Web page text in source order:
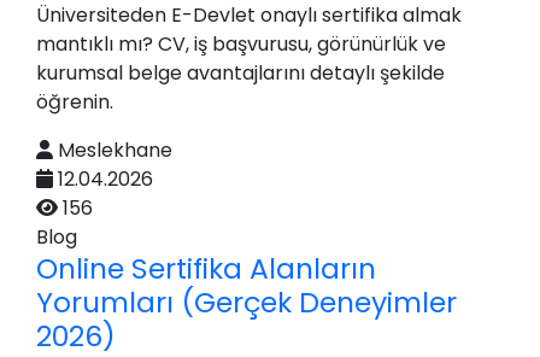
Üniversiteden E-Devlet onaylı sertifika almak
mantıklı mı? CV, iş başvurusu, görünürlük ve
kurumsal belge avantajlarını detaylı şekilde
öğrenin.
Meslekhane
12.04.2026
156
Blog
Online Sertifika Alanların
Yorumları (Gerçek Deneyimler
2026)